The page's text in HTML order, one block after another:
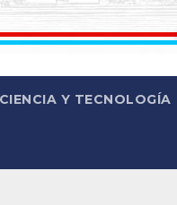
CIENCIA Y TECNOLOGÍA